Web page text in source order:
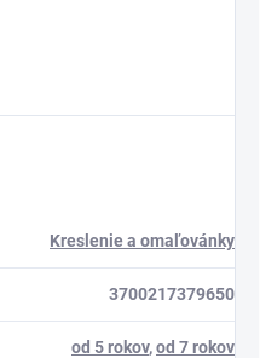
Kreslenie a omaľovánky
3700217379650
od 5 rokov,od 7 rokov